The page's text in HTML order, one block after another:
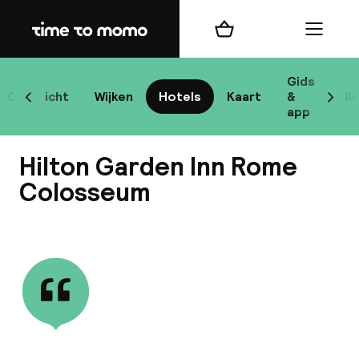
Home
Overzicht Wijken Hotels Kaart
Gids
&
app
Scroll naar links
Winkelmand Menu
Hilton Garden Inn Rome
Colosseum